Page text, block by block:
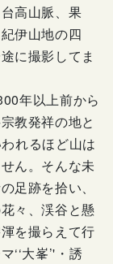
高山脈、果
伊山地の四
に撮影してま
年以上前から
教発祥の地と
れるほど山は
ん。そんな未
足跡を拾い、
々、渓谷と懸
を撮らえて行
‘‘大峯’'・誘